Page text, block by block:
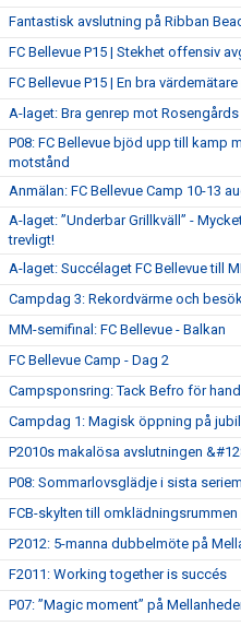
Fantastisk avslutning på Ribban
FC Bellevue P15 | Stekhet offensiv
FC Bellevue P15 | En bra
A-laget: Bra genrep mot Rosengårds
P08: FC Bellevue bjöd upp till kamp
motstånd
Anmälan: FC Bellevue Camp 10-13
A-laget: ”Underbar Grillkväll” -
trevligt!
A-laget: Succélaget FC Bellevue till
Campdag 3: Rekordvärme och besök
MM-semifinal: FC Bellevue - Balkan
FC Bellevue Camp - Dag 2
Campsponsring: Tack Befro för
Campdag 1: Magisk öppning på
P2010s makalösa avslutningen
P08: Sommarlovsglädje i sista
FCB-skylten till
P2012: 5-manna dubbelmöte på
F2011: Working together is succés
P07: ”Magic moment” på